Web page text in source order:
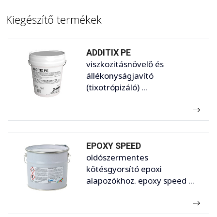
Kiegészítő termékek
ADDITIX PE
viszkozitásnövelő és
állékonyságjavító
(tixotrópizáló) ...
EPOXY SPEED
oldószermentes
kötésgyorsító epoxi
alapozókhoz. epoxy speed ...